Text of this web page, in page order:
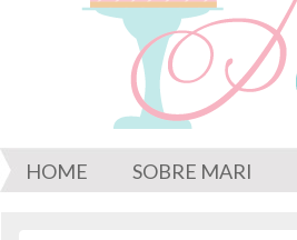
HOME SOBRE MARI